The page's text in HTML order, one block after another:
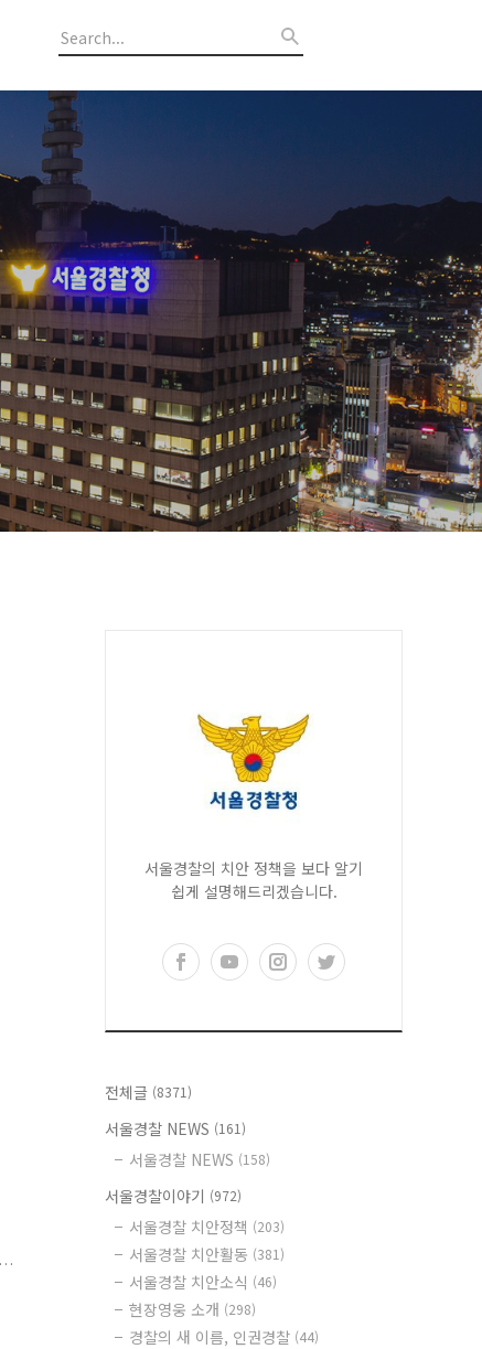
서울경찰의 치안 정책을 보다 알기
쉽게 설명해드리겠습니다.
전체글 (8371)
서울경찰 NEWS (161)
서울경찰 NEWS (158)
서울경찰이야기 (972)
서울경찰 치안정책 (203)
서울경찰 치안활동 (381)
서울경찰 치안소식 (46)
현장영웅 소개 (298)
경찰의 새 이름, 인권경찰 (44)